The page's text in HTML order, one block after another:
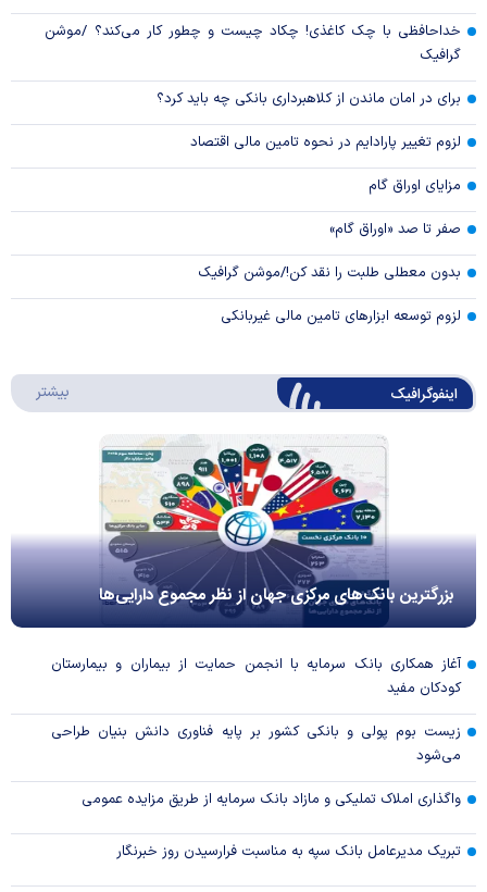
خداحافظی با چک کاغذی! چکاد چیست و چطور کار می‌کند؟ /موشن
گرافیک
برای در امان ماندن از کلاهبرداری بانکی چه باید کرد؟
لزوم تغییر پارادایم در نحوه تامین مالی اقتصاد
مزایای اوراق گام
صفر تا صد «اوراق گام»
بدون معطلی طلبت را نقد کن!/موشن گرافیک
لزوم توسعه ابزارهای تامین مالی غیربانکی
اینفوگرافیک بیشتر
بزرگترین بانک‌های مرکزی جهان از نظر مجموع دارایی‌ها
آغاز همکاری بانک سرمایه با انجمن حمایت از بیماران و بیمارستان
کودکان مفید
زیست بوم پولی و بانکی کشور بر پایه فناوری دانش بنیان طراحی
می‌شود
واگذاری املاک تملیکی و مازاد بانک سرمایه از طریق مزایده عمومی
تبریک مدیرعامل بانک سپه به مناسبت فرارسیدن روز خبرنگار